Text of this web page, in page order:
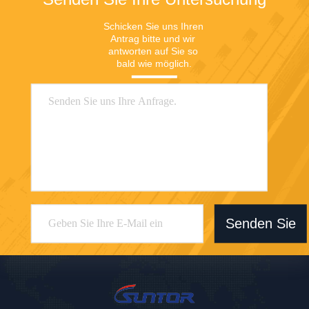
Schicken Sie uns Ihren
Antrag bitte und wir
antworten auf Sie so
bald wie möglich.
Senden Sie